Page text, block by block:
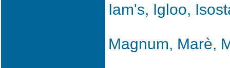
Iam's, Igloo,
Magnum, Marè,